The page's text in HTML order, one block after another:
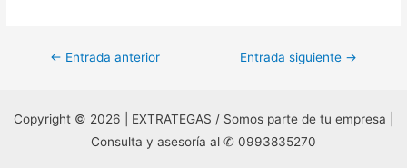
Navegación
entradas
← Entrada anterior Entrada siguiente →
Copyright © 2026 | EXTRATEGAS / Somos parte de tu empresa |
Consulta y asesoría al ✆ 0993835270